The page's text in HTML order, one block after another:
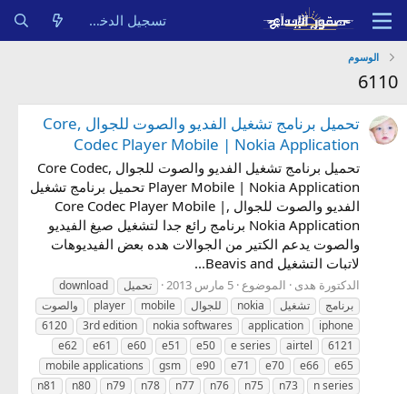
تسجيل الدخول
الوسوم
6110
تحميل برنامج تشغيل الفديو والصوت للجوال ,Core
Codec Player Mobile | Nokia Application
تحميل برنامج تشغيل الفديو والصوت للجوال ,Core Codec
Player Mobile | Nokia Application تحميل برنامج تشغيل
الفديو والصوت للجوال ,Core Codec Player Mobile |
Nokia Application برنامج رائع جدا لتشغيل صيغ الفيديو
والصوت يدعم الكتير من الجوالات هده بعض الفيديوهات
لاتبات التشغيل Beavis and...
الدكتورة هدى الموضوع 5 مارس 2013 تحميل
download
برنامج
تشغيل nokia للجوال mobile
player
والصوت
iphone
application
nokia softwares
3rd edition
6120
6121
airtel
e series
e50
e51
e60
e61
e62
e65
e66
e70
e71
e90
gsm
mobile applications
n series
n73
n75
n76
n77
n78
n79
n80
n81